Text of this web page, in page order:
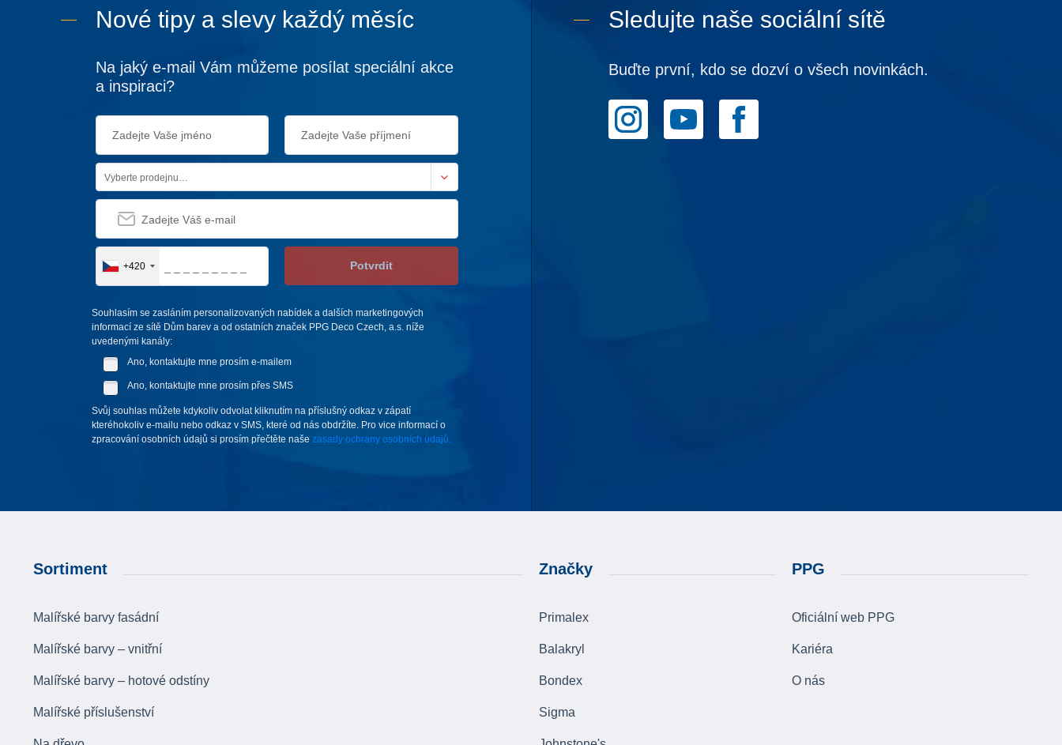
Nové tipy a slevy každý měsíc
Na jaký e-mail Vám můžeme posílat speciální akce
a inspiraci?
Vyberte prodejnu…
+420 Potvrdit
Souhlasím se zasláním personalizovaných nabídek a dalších marketingových
informací ze sítě Dům barev a od ostatních značek PPG Deco Czech, a.s. níže
uvedenými kanály:
Ano, kontaktujte mne prosím e-mailem
Ano, kontaktujte mne prosím přes SMS
Svůj souhlas můžete kdykoliv odvolat kliknutím na příslušný odkaz v zápatí
kteréhokoliv e-mailu nebo odkaz v SMS, které od nás obdržíte. Pro vice informací o
zpracování osobních údajů si prosím přečtěte naše zásady ochrany osobních údajů.
Sledujte naše sociální sítě
Buďte první, kdo se dozví o všech novinkách.
Sortiment
Malířské barvy fasádní
Malířské barvy – vnitřní
Malířské barvy – hotové odstíny
Malířské příslušenství
Značky
Primalex
Balakryl
Bondex
Sigma
PPG
Oficiální web PPG
Kariéra
O nás